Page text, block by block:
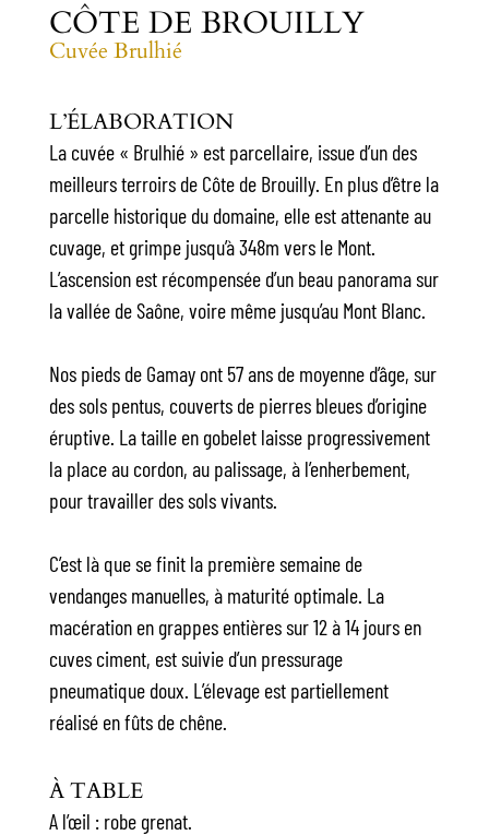
CÔTE DE BROUILLY
Cuvée Brulhié
L’ÉLABORATION
La cuvée « Brulhié » est parcellaire, issue d’un des
meilleurs terroirs de Côte de Brouilly. En plus d’être la
parcelle historique du domaine, elle est attenante au
cuvage, et grimpe jusqu’à 348m vers le Mont.
L’ascension est récompensée d’un beau panorama sur
la vallée de Saône, voire même jusqu’au Mont Blanc.
Nos pieds de Gamay ont 57 ans de moyenne d’âge, sur
des sols pentus, couverts de pierres bleues d’origine
éruptive. La taille en gobelet laisse progressivement
la place au cordon, au palissage, à l’enherbement,
pour travailler des sols vivants.
C’est là que se finit la première semaine de
vendanges manuelles, à maturité optimale. La
macération en grappes entières sur 12 à 14 jours en
cuves ciment, est suivie d’un pressurage
pneumatique doux. L’élevage est partiellement
réalisé en fûts de chêne.
À TABLE
A l’œil : robe grenat.